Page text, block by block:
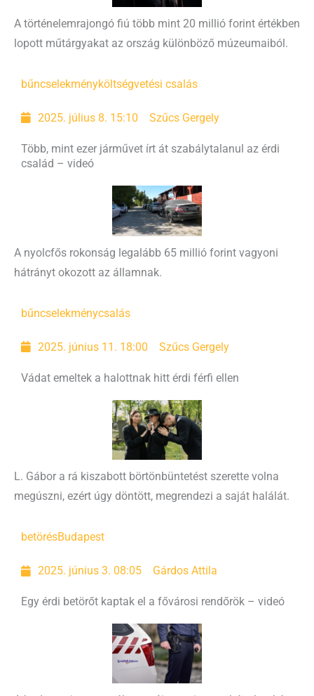
A történelemrajongó fiú több mint 20 millió forint értékben
lopott műtárgyakat az ország különböző múzeumaiból.
bűncselekményköltségvetési csalás
2025. július 8. 15:10 Szűcs Gergely
Több, mint ezer járművet írt át szabálytalanul az érdi
család – videó
A nyolcfős rokonság legalább 65 millió forint vagyoni
hátrányt okozott az államnak.
bűncselekménycsalás
2025. június 11. 18:00 Szűcs Gergely
Vádat emeltek a halottnak hitt érdi férfi ellen
L. Gábor a rá kiszabott börtönbüntetést szerette volna
megúszni, ezért úgy döntött, megrendezi a saját halálát.
betörésBudapest
2025. június 3. 08:05 Gárdos Attila
Egy érdi betörőt kaptak el a fővárosi rendőrök – videó